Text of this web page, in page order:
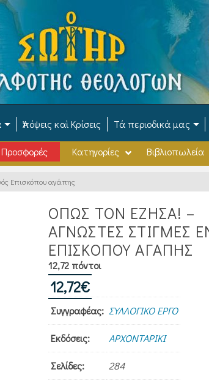
Ἀπόψεις καὶ Κρίσεις Τά περιοδικά μας
Προσφορές Κατηγορίες Βιβλιοπωλεία
Επισκόπου αγάπης
ΟΠΩΣ ΤΟΝ ΕΖΗΣΑ! –
ΑΓΝΩΣΤΕΣ ΣΤΙΓΜΈΣ
ΕΠΙΣΚΌΠΟΥ ΑΓΆΠΗΣ
12,72 πόντοι
12,72€
Συγγραφέας: ΣΥΛΛΟΓΙΚΟ ΕΡΓΟ
Εκδόσεις: ΑΡΧΟΝΤΑΡΙΚΙ
Σελίδες: 284